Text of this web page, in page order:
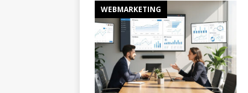
WEBMARKETING